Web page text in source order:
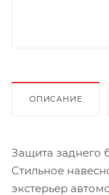
ОПИСАНИЕ
Защита заднего
Стильное
экстерьер